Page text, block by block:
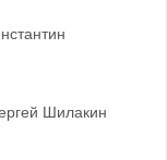
Шилакин